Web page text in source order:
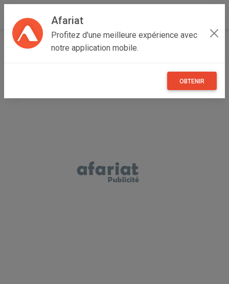
Afariat
Profitez d'une meilleure expérience avec
notre application mobile.
OBTENIR
Accueil Annonceur Amine